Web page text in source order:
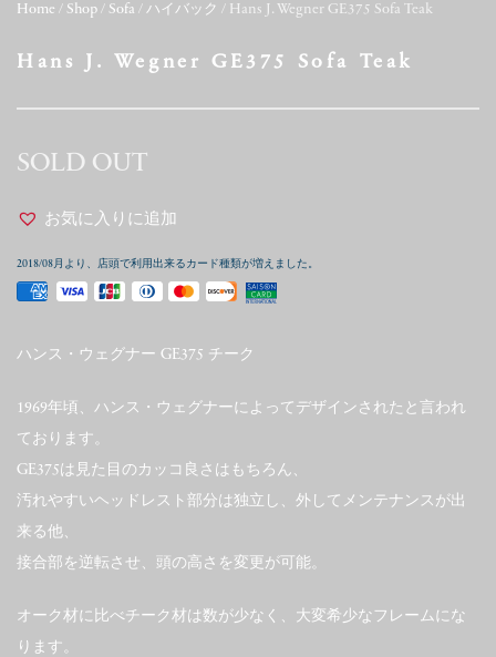
Home / Shop / Sofa / ハイバック / Hans J. Wegner GE375 Sofa Teak
Hans J. Wegner GE375 Sofa Teak
SOLD OUT
お気に入りに追加
2018/08月より、店頭で利用出来るカード種類が増えました。
ハンス・ウェグナー GE375 チーク
1969年頃、ハンス・ウェグナーによってデザインされたと言われ
ております。
GE375は見た目のカッコ良さはもちろん、
汚れやすいヘッドレスト部分は独立し、外してメンテナンスが出
来る他、
接合部を逆転させ、頭の高さを変更が可能。
オーク材に比べチーク材は数が少なく、大変希少なフレームにな
ります。